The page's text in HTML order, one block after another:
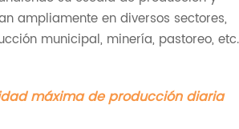
ampliamente en diversos sectores,
municipal, minería, pastoreo, etc.
máxima de producción diaria